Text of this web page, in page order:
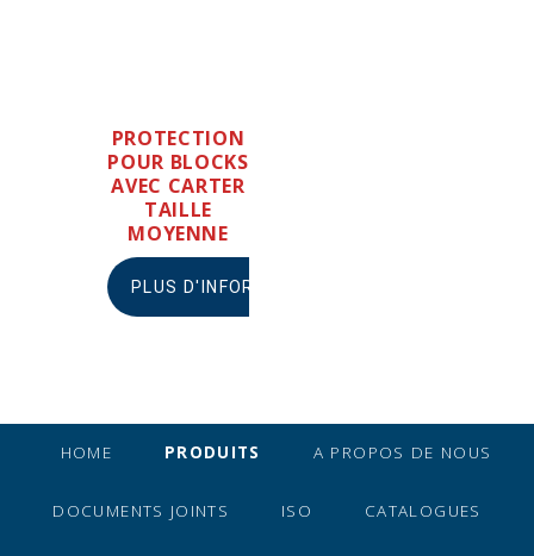
PROTECTION
POUR BLOCKS
AVEC CARTER
TAILLE
MOYENNE
PLUS D'INFORMATION
HOME PRODUITS A PROPOS DE NOUS
DOCUMENTS JOINTS ISO CATALOGUES